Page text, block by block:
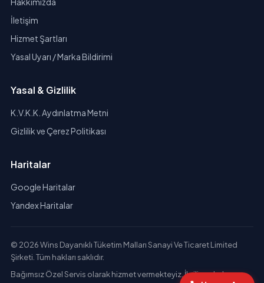
İletişim
Hizmet Şartları
Yasal Uyarı / Marka Bildirimi
Yasal & Gizlilik
K.V.K.K. Aydınlatma Metni
Gizlilik ve Çerez Politikası
Haritalar
Google Haritalar
Yandex Haritalar
© 2026 Wins Dayanıklı Tüketim Malları Sanayi Ve Ticaret Limited
Şirketi. Tüm hakları saklıdır.
Bağımsız Özel Servis olarak hizmet vermekteyiz. İlgili markaların